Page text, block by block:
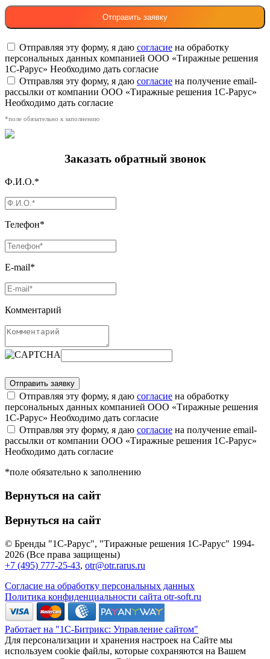
Отправляя эту форму, я даю согласие на обработку
персональных данных компанией ООО «Тиражные решения
1С-Рарус» Необходимо дать согласие
Отправляя эту форму, я даю согласие на получение email-
рассылки от компании ООО «Тиражные решения 1С-Рарус»
Необходимо дать согласие
*поле обязательно к заполнению
Заказать обратный звонок
Ф.И.О.*
Телефон*
E-mail*
Комментарий
Отправляя эту форму, я даю согласие на обработку
персональных данных компанией ООО «Тиражные решения
1С-Рарус» Необходимо дать согласие
Отправляя эту форму, я даю согласие на получение email-
рассылки от компании ООО «Тиражные решения 1С-Рарус»
Необходимо дать согласие
*поле обязательно к заполнению
Вернуться на сайт
Вернуться на сайт
© Бренды "1С-Рарус", "Тиражные решения 1С-Рарус" 1994-
2026 (Все права защищены)
+7 (495) 777-25-43, otr@otr.rarus.ru
Согласие на обработку персональных данных
Политика конфиденциальности сайта otr-soft.ru
Работает на "1С-Битрикс: Управление сайтом"
Для персонализации и хранения настроек на Сайте мы
используем cookie файлы, которые сохраняются на Вашем